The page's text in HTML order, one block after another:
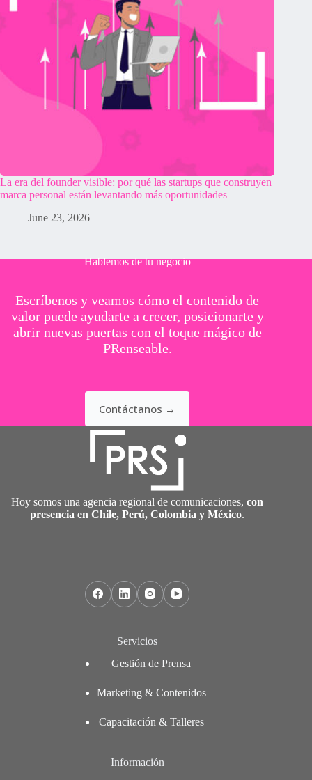
La era del founder visible: por qué las startups que construyen
marca personal están levantando más oportunidades
June 23, 2026
Hablemos de tu negocio
Escríbenos y veamos cómo el contenido de
valor puede ayudarte a crecer, posicionarte y
abrir nuevas puertas con el toque mágico de
PRenseable.
Contáctanos →
Hoy somos una agencia regional de comunicaciones,con
presencia en Chile, Perú, Colombia y México.
Servicios
Gestión de Prensa
Marketing & Contenidos
Capacitación & Talleres
Información